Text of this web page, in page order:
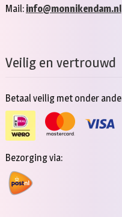
Mail: info@monnikendam.nl
Veilig en vertrouwd
Betaal veilig met onder
Bezorging via: